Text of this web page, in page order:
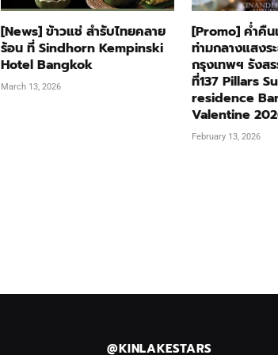
[News] ข้าวแช่ สำรับไทยคลาย
ร้อน ที่ Sindhorn Kempinski
Hotel Bangkok
March 13, 2026
[Promo] ค่ำคื
ท่ามกลางแสงร
กรุงเทพฯ รังส
ที่137 Pillars
residence
Valentine
February 13, 2026
@KINLAKESTARS